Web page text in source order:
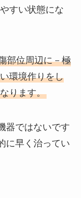
すい状態にな
部位周辺に－極
環境作りをし
ります。
器ではないです
に早く治ってい